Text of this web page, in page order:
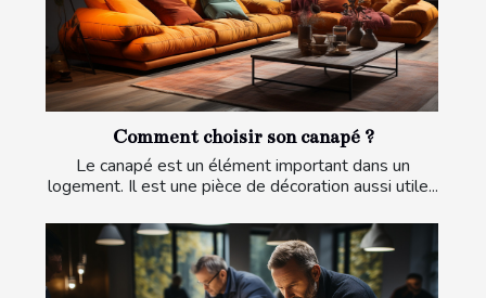
Comment choisir son canapé ?
Le canapé est un élément important dans un
logement. Il est une pièce de décoration aussi utile...